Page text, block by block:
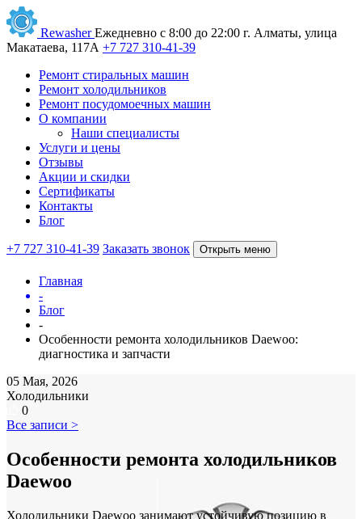
Rewasher Ежедневно с 8:00 до 22:00 г. Алматы, улица
Макатаева, 117А +7 727 310-41-39
Ремонт стиральных машин
Ремонт холодильников
Ремонт посудомоечных машин
О компании
Наши специалисты
Услуги и цены
Отзывы
Акции и скидки
Сертификаты
Контакты
Блог
+7 727 310-41-39 Заказать звонок Открыть меню
Главная
-
Блог
-
Особенности ремонта холодильников Daewoo:
диагностика и запчасти
05 Мая, 2026
Холодильники
0
Все записи >
Особенности ремонта холодильников
Daewoo
Холодильники Daewoo занимают устойчивую позицию в